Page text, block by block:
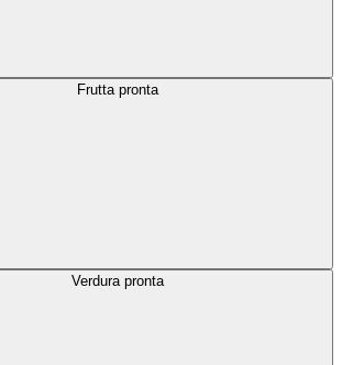
Frutta pronta
Verdura pronta